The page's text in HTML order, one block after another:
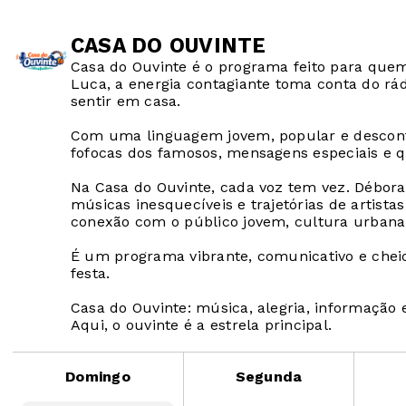
CASA DO OUVINTE
Casa do Ouvinte é o programa feito para
Luca, a energia contagiante toma conta do
sentir em casa.
Com uma linguagem jovem, popular e
fofocas dos famosos, mensagens especiais
Na Casa do Ouvinte, cada voz tem vez.
músicas inesquecíveis e trajetórias de
conexão com o público jovem, cultura
É um programa vibrante, comunicativo e
festa.
Casa do Ouvinte: música, alegria,
Aqui, o ouvinte é a estrela principal.
Domingo Segunda